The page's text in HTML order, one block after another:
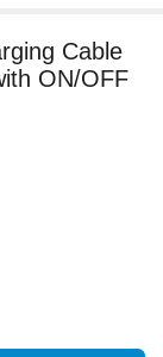
Cable
ON/OFF